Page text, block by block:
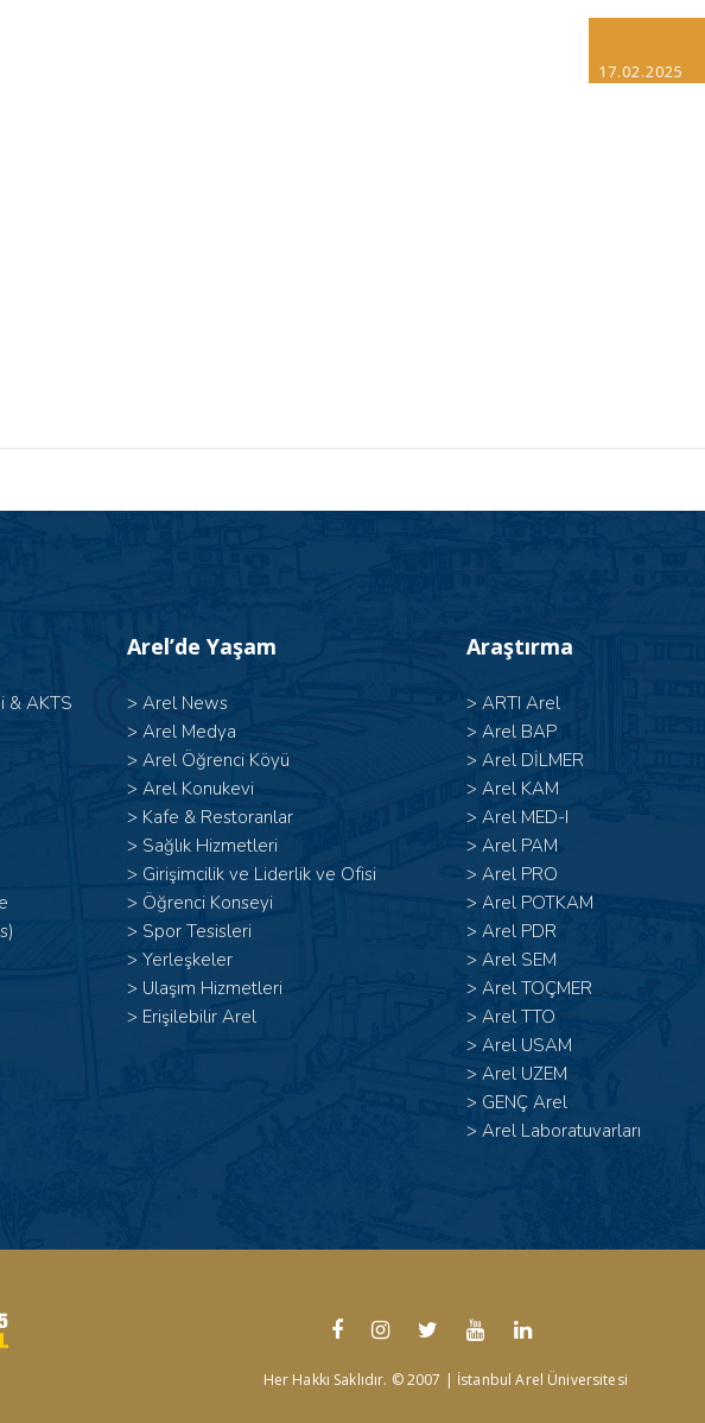
17.02.2025
& AKTS
Arel’de Yaşam
> Arel News
> Arel Medya
> Arel Öğrenci Köyü
> Arel Konukevi
> Kafe & Restoranlar
> Sağlık Hizmetleri
> Girişimcilik ve Liderlik ve Ofisi
> Öğrenci Konseyi
> Spor Tesisleri
> Yerleşkeler
> Ulaşım Hizmetleri
> Erişilebilir Arel
Araştırma
> ARTI Arel
> Arel BAP
> Arel DİLMER
> Arel KAM
> Arel MED-I
> Arel PAM
> Arel PRO
> Arel POTKAM
> Arel PDR
> Arel SEM
> Arel TOÇMER
> Arel TTO
> Arel USAM
> Arel UZEM
> GENÇ Arel
> Arel Laboratuvarları
Her Hakkı Saklıdır. © 2007 | İstanbul Arel Üniversitesi